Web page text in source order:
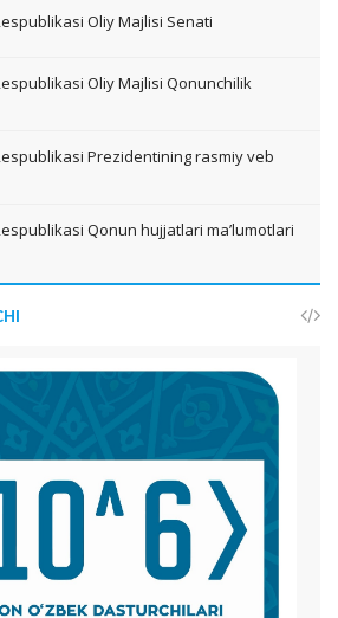
Oliy Majlisi Senati
Oliy Majlisi Qonunchilik
Prezidentining rasmiy veb
Qonun hujjatlari ma’lumotlari